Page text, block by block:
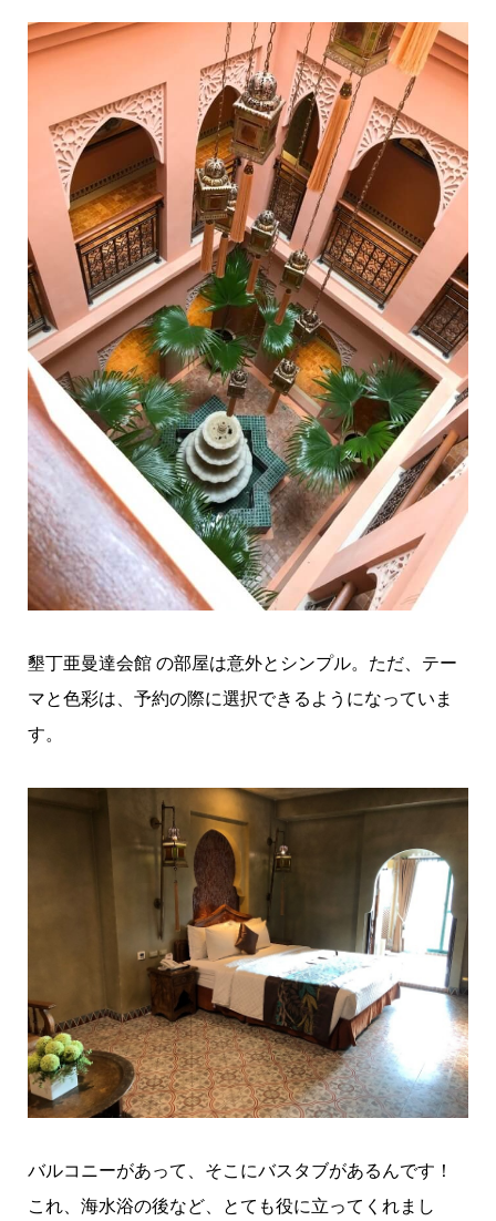
墾丁亜曼達会館 の部屋は意外とシンプル。ただ、テー
マと色彩は、予約の際に選択できるようになっていま
す。
バルコニーがあって、そこにバスタブがあるんです！
これ、海水浴の後など、とても役に立ってくれまし